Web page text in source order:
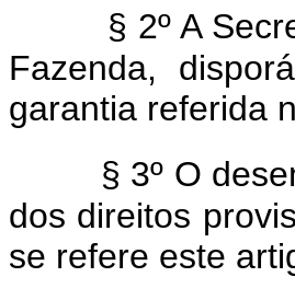
§ 2º A
Fazenda,
garantia referida
§ 3º O
dos direitos
se refere este